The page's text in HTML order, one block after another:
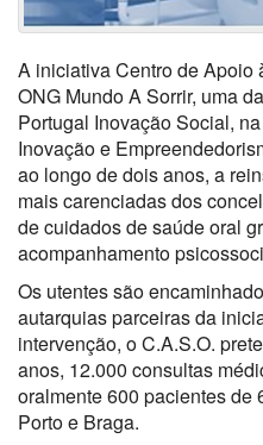
A iniciativa Centro de Apoio
ONG Mundo A Sorrir, uma
Portugal Inovação Social,
Inovação e
ao longo de dois anos, a
mais carenciadas dos
de cuidados de saúde oral
acompanhamento
Os utentes são
autarquias parceiras da
intervenção, o C.A.S.O.
anos, 12.000 consultas
oralmente 600 pacientes de
Porto e Braga.